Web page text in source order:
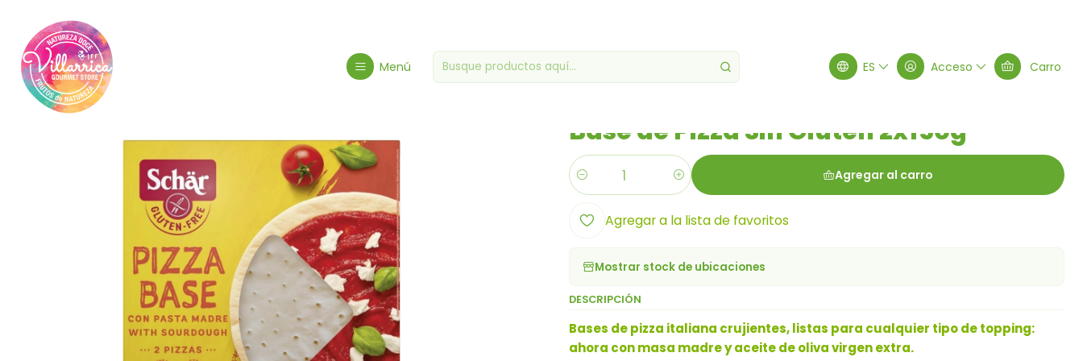
Menú ES Acceso Carro
Base de Pizza Sin Gluten 2x150g
Cantidad Agregar al carro
Agregar a la lista de favoritos
Mostrar stock de ubicaciones
DESCRIPCIÓN
Bases de pizza italiana crujientes, listas para cualquier tipo de topping:
ahora con masa madre y aceite de oliva virgen extra.